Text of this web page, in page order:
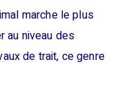
marche le plus
au niveau des
de trait, ce genre